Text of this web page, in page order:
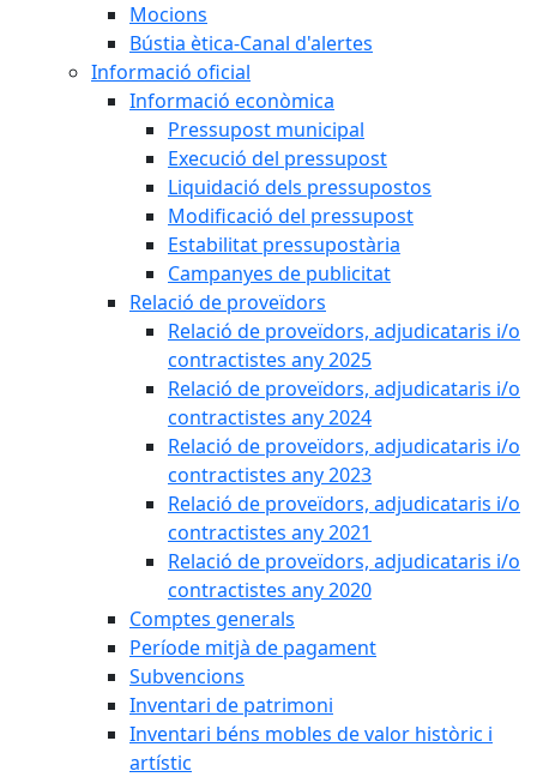
Mocions
Bústia ètica-Canal d'alertes
Informació oficial
Informació econòmica
Pressupost municipal
Execució del pressupost
Liquidació dels pressupostos
Modificació del pressupost
Estabilitat pressupostària
Campanyes de publicitat
Relació de proveïdors
Relació de proveïdors, adjudicataris i/o
contractistes any 2025
Relació de proveïdors, adjudicataris i/o
contractistes any 2024
Relació de proveïdors, adjudicataris i/o
contractistes any 2023
Relació de proveïdors, adjudicataris i/o
contractistes any 2021
Relació de proveïdors, adjudicataris i/o
contractistes any 2020
Comptes generals
Període mitjà de pagament
Subvencions
Inventari de patrimoni
Inventari béns mobles de valor històric i
artístic